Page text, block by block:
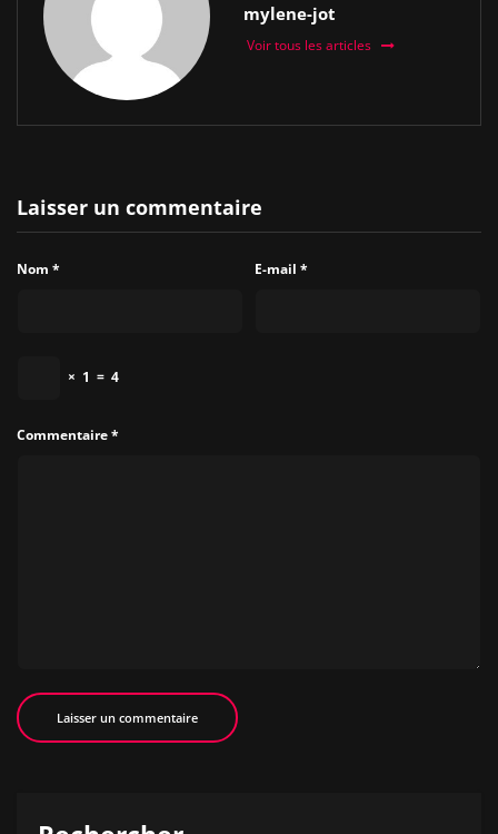
mylene-jot
Voir tous les articles
Laisser un commentaire
Nom * E-mail *
× 1 = 4
Commentaire*